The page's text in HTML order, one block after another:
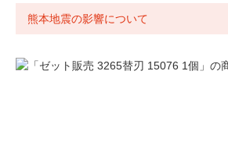
熊本地震の影響について